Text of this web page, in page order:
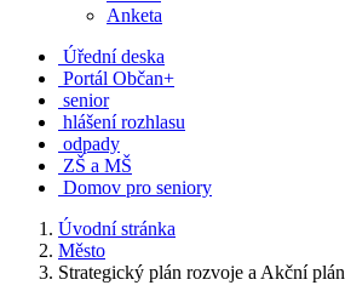
Anketa
Úřední deska
Portál Občan+
senior
hlášení rozhlasu
odpady
ZŠ a MŠ
Domov pro seniory
Úvodní stránka
Město
Strategický plán rozvoje a Akční plán